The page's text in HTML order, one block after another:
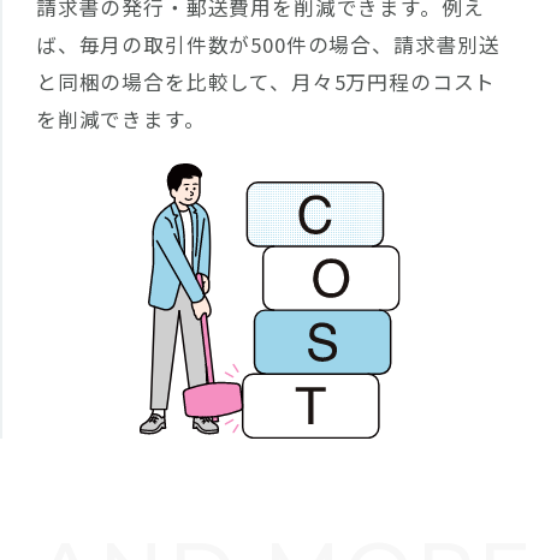
請求書の発行・郵送費用を削減できます。例え
ば、毎月の取引件数が500件の場合、請求書別送
と同梱の場合を比較して、月々5万円程のコスト
を削減できます。